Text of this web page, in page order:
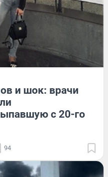
и шок: врачи
с 20-го
94